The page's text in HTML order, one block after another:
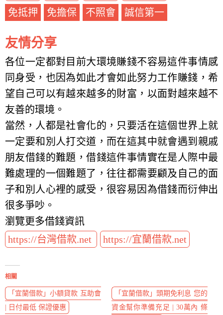
免抵押
免擔保 不照會 誠信第一
友情分享
各位一定都對目前大環境賺錢不容易這件事情感
同身受，也因為如此才會如此努力工作賺錢，希
望自己可以有越來越多的財富，以面對越來越不
友善的環境。
當然，人都是社會化的，只要活在這個世界上就
一定要和別人打交道，而在這其中就會遇到親戚
朋友借錢的難題，借錢這件事情實在是人際中最
難處理的一個難題了，往往都需要顧及自己的面
子和別人心裡的感受，很容易因為借錢而衍伸出
很多爭吵。
瀏覽更多借錢資訊
https://台灣借款.net
https://宜蘭借款.net
相關
「宜蘭借款」小額貸款 互助會
| 日付最低 保證優惠
「宜蘭借款」頭期免利息 您的
資金幫你準備充足 | 30萬內 條